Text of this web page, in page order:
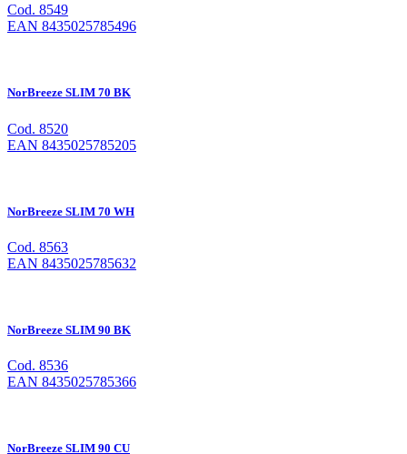
Cod. 8549
EAN 8435025785496
NorBreeze SLIM 70 BK
Cod. 8520
EAN 8435025785205
NorBreeze SLIM 70 WH
Cod. 8563
EAN 8435025785632
NorBreeze SLIM 90 BK
Cod. 8536
EAN 8435025785366
NorBreeze SLIM 90 CU